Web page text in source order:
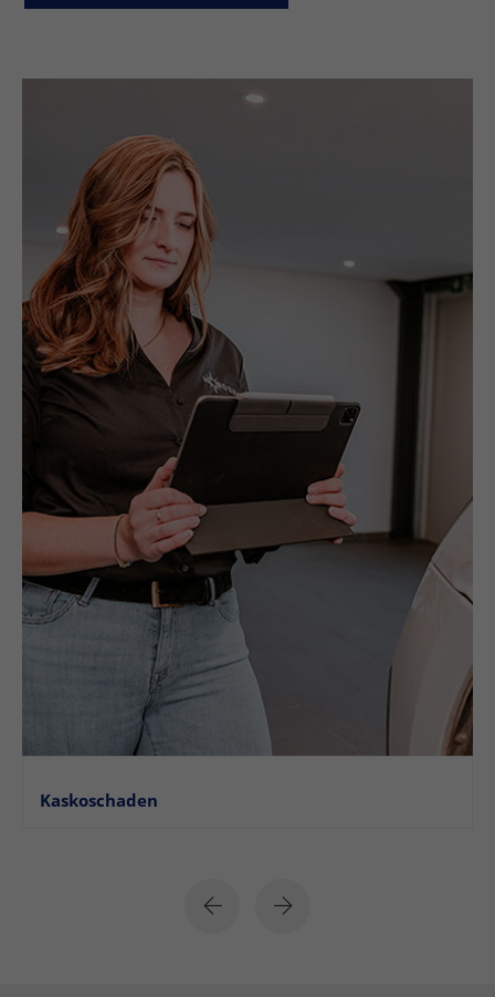
Kaskoschaden